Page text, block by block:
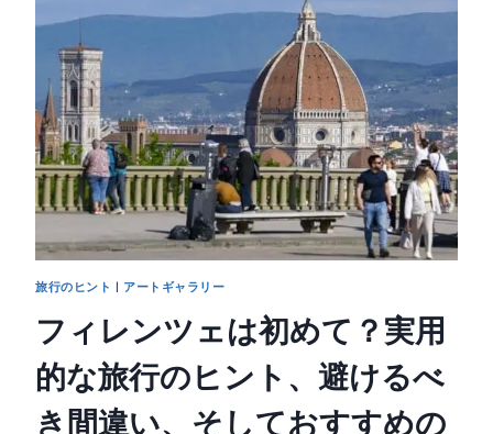
旅行のヒント | アートギャラリー
フィレンツェは初めて？実用
的な旅行のヒント、避けるべ
き間違い、そしておすすめの